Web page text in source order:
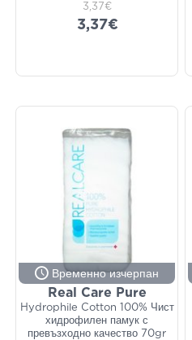
3,37€
3,37€
Временно изчерпан
Real Care Pure
Hydrophile Cotton 100% Чист
хидрофилен памук с
превъзходно качество 70gr